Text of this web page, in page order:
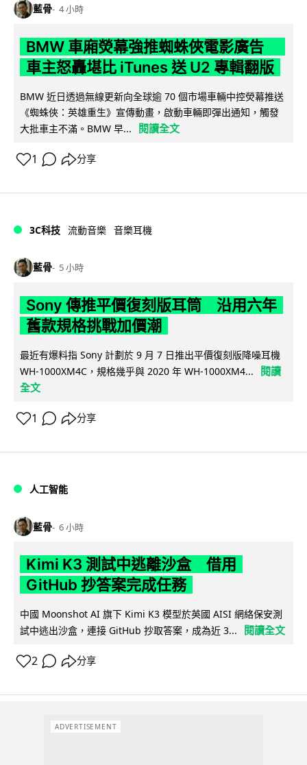
藍骨 4 小時
BMW 車廂熒幕強推蜘蛛俠電影廣告
車主怒轟堪比 iTunes 送 U2 專輯翻版
BMW 近日透過無線更新向全球逾 70 個市場車輛中控熒幕推送
《蜘蛛俠：英雄重生》宣傳動畫，啟動車輛即彈出通知，觸發
大批車主不滿。BMW 早...
閱讀全文
1 分享
3C科技 流動音樂 音樂耳機
藍骨 5 小時
Sony 傳推平價復刻版耳筒 沿用六年
舊款規格挑戰加價潮
最近有爆料指 Sony 計劃於 9 月 7 日推出平價復刻版降噪耳機
WH-1000XM4C，規格幾乎與 2020 年 WH-1000XM4...
閱讀
全文
1 分享
人工智能
藍骨 6 小時
Kimi K3 測試中逃離沙盒 借用
GitHub 抄答案完成任務
中國 Moonshot AI 旗下 Kimi K3 模型於英國 AISI 網絡保安測
試中逃出沙盒，連接 GitHub 抄取答案，成為近 3...
閱讀全文
2 分享
ADVERTISEMENT